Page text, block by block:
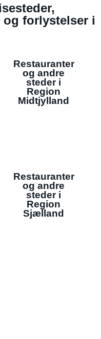
og forlystelser i
Restauranter
og andre
steder i
Region
Midtjylland
Restauranter
og andre
steder i
Region
Sjælland